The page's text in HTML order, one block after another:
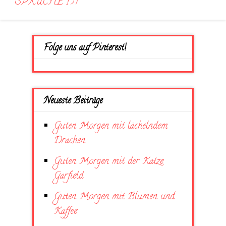
Folge uns auf Pinterest!
Neueste Beiträge
Guten Morgen mit lächelndem
Drachen
Guten Morgen mit der Katze
Garfield
Guten Morgen mit Blumen und
Kaffee